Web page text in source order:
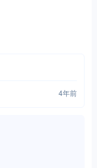
4年前